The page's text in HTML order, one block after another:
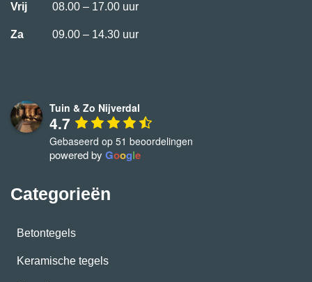
Vrij 08.00 – 17.00 uur
Za 09.00 – 14.30 uur
Tuin & Zo Nijverdal
4.7
Gebaseerd op 51 beoordelingen
powered by Google
Categorieën
Betontegels
Keramische tegels